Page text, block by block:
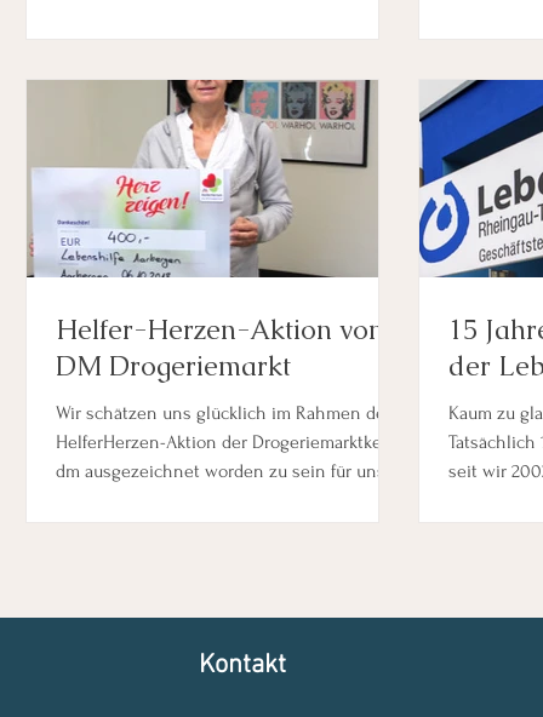
Helfer-Herzen-Aktion von
DM Drogeriemarkt
Wir schätzen uns glücklich im Rahmen der
HelferHerzen-Aktion der Drogeriemarktkette
dm ausgezeichnet worden zu sein für unser
15
der
Taunus
Kaum zu
Tatsächlich
seit wir
Kontakt